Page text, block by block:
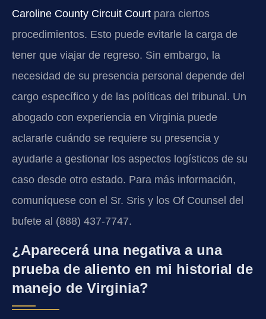
Caroline County Circuit Court para ciertos
procedimientos. Esto puede evitarle la carga de
tener que viajar de regreso. Sin embargo, la
necesidad de su presencia personal depende del
cargo específico y de las políticas del tribunal. Un
abogado con experiencia en Virginia puede
aclararle cuándo se requiere su presencia y
ayudarle a gestionar los aspectos logísticos de su
caso desde otro estado. Para más información,
comuníquese con el Sr. Sris y los Of Counsel del
bufete al (888) 437-7747.
¿Aparecerá una negativa a una
prueba de aliento en mi historial de
manejo de Virginia?